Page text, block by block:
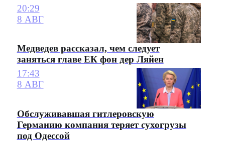
20:29
8 АВГ
Медведев рассказал, чем следует
заняться главе ЕК фон дер Ляйен
17:43
8 АВГ
Обслуживавшая гитлеровскую
Германию компания теряет сухогрузы
под Одессой